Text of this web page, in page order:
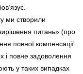
ми створили
питань» (про
повної компенсації
і повне задоволення
у таких випадках